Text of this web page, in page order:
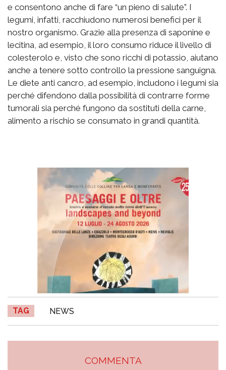
e consentono anche di fare “un pieno di salute”. I
legumi, infatti, racchiudono numerosi benefici per il
nostro organismo. Grazie alla presenza di saponine e
lecitina, ad esempio, il loro consumo riduce il livello di
colesterolo e, visto che sono ricchi di potassio, aiutano
anche a tenere sotto controllo la pressione sanguigna.
Le diete anti cancro, ad esempio, includono i legumi sia
perché difendono dalla possibilità di contrarre forme
tumorali sia perché fungono da sostituti della carne,
alimento a rischio se consumato in grandi quantità.
TAG NEWS
COMMENTA